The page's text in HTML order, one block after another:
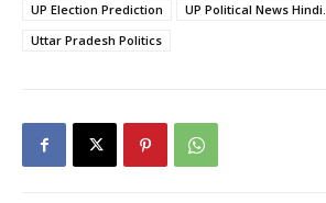
UP Election Prediction
UP Political News Hindi.
Uttar Pradesh Politics